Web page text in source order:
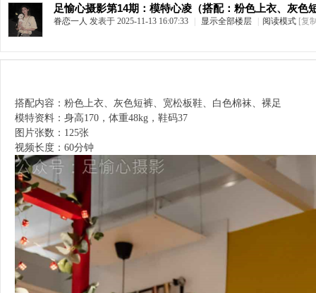
›
足愉心摄影第14期：模特心凌（搭配：粉色上衣、灰色
眷恋一人 发表于 2025-11-13 16:07:33 显示全部楼层 阅读模式 [复
搭配内容：粉色上衣、灰色短裤、宽松板鞋、白色棉袜、裸足
模特资料：身高170，体重48kg，鞋码37
图片张数：125张
视频长度：60分钟